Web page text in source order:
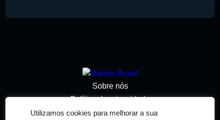
Utilizamos cookies para melhorar a sua
Sobre nós
Política de privacidade
Termos de serviço